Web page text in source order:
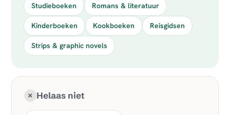
Studieboeken Romans & literatuur
Kinderboeken Kookboeken Reisgidsen
Strips & graphic novels
× Helaas niet